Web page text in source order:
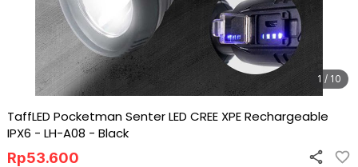
1 / 10
TaffLED Pocketman Senter LED CREE XPE Rechargeable
IPX6 - LH-A08 - Black
Rp53.600